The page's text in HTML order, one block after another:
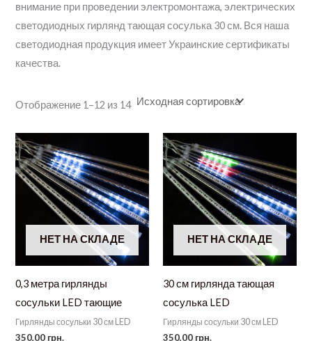
внимание при проведении электромонтажа, электрических
светодиодных гирлянд тающая сосулька 30 см. Вся наша
светодиодная продукция имеет Украинские сертификаты
качества.
Отображение 1–12 из 14
НЕТ НА СКЛАДЕ
0,3 метра гирлянды
сосульки LED тающие
Гирлянды сосульки 30 см LED
350,00 грн.
НЕТ НА СКЛАДЕ
30 см гирлянда тающая
сосулька LED
Гирлянды сосульки 30 см LED
350,00 грн.